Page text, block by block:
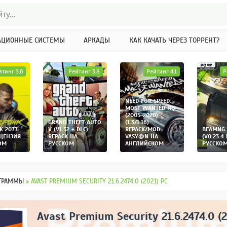
СИСТЕМЫ АРКАДЫ КАК КАЧАТЬ ЧЕРЕЗ ТОРРЕНТ?
2077
3.6
GRAND THEFT AUTO
V (V1.52 + DLC)
REPACK НА
РУССКОМ
Рейтинг 3.8
NEED FOR SPEED:
MOST WANTED HQ
(2005-2020)
(1.3/1.16)
REPACK/MOD
VASY@N НА
АНГЛИЙСКОМ
Рейтинг 4.1
» AVAST PREMIUM SECURITY 21.6.2474.0 (2021) PC
Avast Premium Security 21.6.2474.0